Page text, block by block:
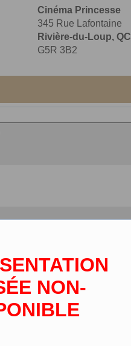
Cinéma Princesse
345 Rue Lafontaine
Rivière-du-Loup, QC
G5R 3B2
NON-